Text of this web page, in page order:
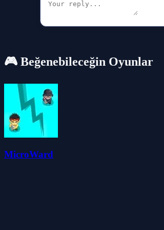
🎮 Beğenebileceğin Oyunlar
MicroWard